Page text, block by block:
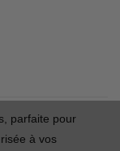
parfaite pour
à vos